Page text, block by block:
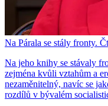
Na Párala se stály fronty.
Na jeho knihy se stávaly
zejména kvůli vztahům a
nezaměnitelný, navíc se
rozdílů v bývalém